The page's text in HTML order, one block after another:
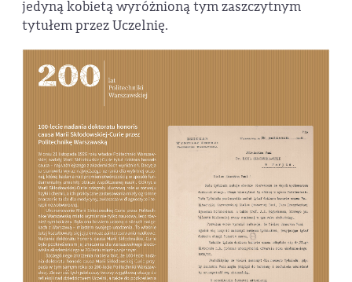
jedyną kobietą wyróżnioną tym zaszczytnym
tytułem przez Uczelnię.